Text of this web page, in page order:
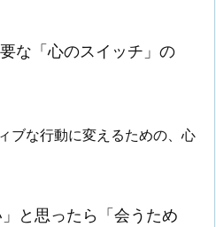
な「心のスイッチ」の
ブな行動に変えるための、心
と思ったら「会うため